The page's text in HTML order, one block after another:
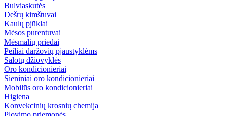
Bulviaskutės
Dešrų kimštuvai
Kaulų pjūklai
Mėsos purentuvai
Mėsmalių priedai
Peiliai daržovių pjaustyklėms
Salotų džiovyklės
Oro kondicionieriai
Sieniniai oro kondicionieriai
Mobilūs oro kondicionieriai
Higiena
Konvekcinių krosnių chemija